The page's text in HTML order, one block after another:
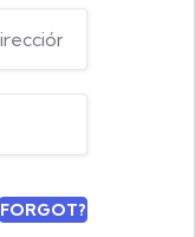
FORGOT?